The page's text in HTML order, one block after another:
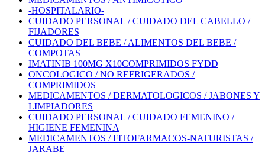
-HOSPITALARIO-
CUIDADO PERSONAL / CUIDADO DEL CABELLO /
FIJADORES
CUIDADO DEL BEBE / ALIMENTOS DEL BEBE /
COMPOTAS
IMATINIB 100MG X10COMPRIMIDOS FYDD
ONCOLOGICO / NO REFRIGERADOS /
COMPRIMIDOS
MEDICAMENTOS / DERMATOLOGICOS / JABONES Y
LIMPIADORES
CUIDADO PERSONAL / CUIDADO FEMENINO /
HIGIENE FEMENINA
MEDICAMENTOS / FITOFARMACOS-NATURISTAS /
JARABE